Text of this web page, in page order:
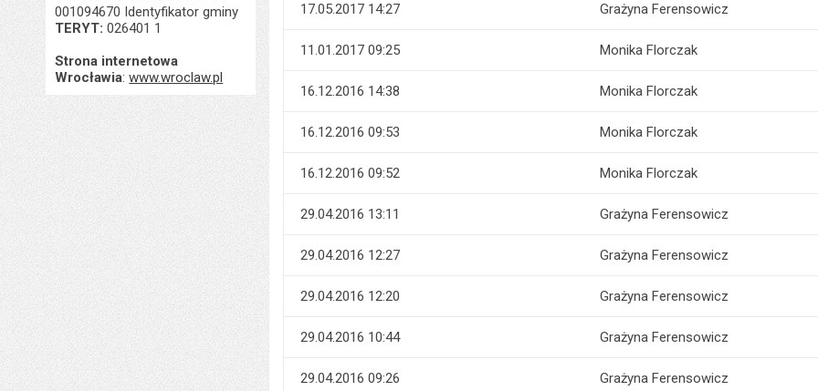
001094670 Identyfikator gminy
TERYT: 026401 1
Strona internetowa
Wrocławia:www.wroclaw.pl
17.05.2017 14:27 Grażyna Ferensowicz
11.01.2017 09:25 Monika Florczak
16.12.2016 14:38 Monika Florczak
16.12.2016 09:53 Monika Florczak
16.12.2016 09:52 Monika Florczak
29.04.2016 13:11 Grażyna Ferensowicz
29.04.2016 12:27 Grażyna Ferensowicz
29.04.2016 12:20 Grażyna Ferensowicz
29.04.2016 10:44 Grażyna Ferensowicz
29.04.2016 09:26 Grażyna Ferensowicz